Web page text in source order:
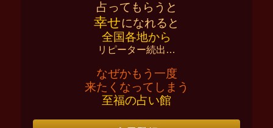
占ってもらうと
幸せになれると
全国各地から
リピーター続出…
なぜかもう一度
来たくなってしまう
至福の占い館